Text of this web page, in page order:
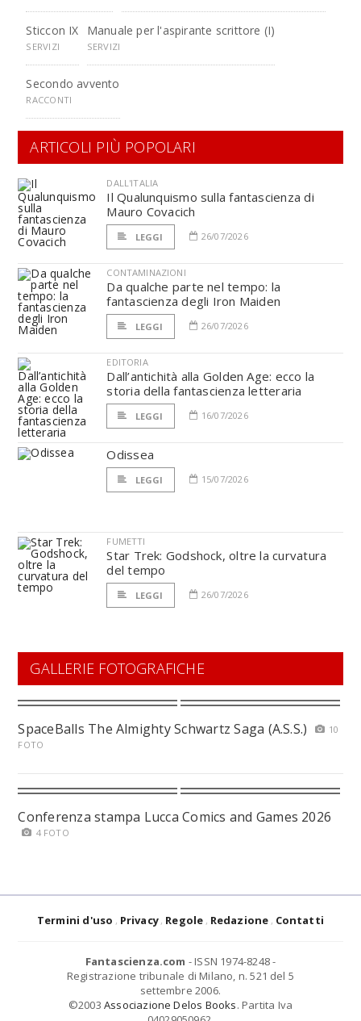
Sticcon IX
SERVIZI
Manuale per l'aspirante scrittore (I)
SERVIZI
Secondo avvento
RACCONTI
ARTICOLI PIÙ POPOLARI
DALL'ITALIA
Il Qualunquismo sulla fantascienza di
Mauro Covacich
LEGGI 26/07/2026
CONTAMINAZIONI
Da qualche parte nel tempo: la
fantascienza degli Iron Maiden
LEGGI 26/07/2026
EDITORIA
Dall’antichità alla Golden Age: ecco la
storia della fantascienza letteraria
LEGGI 16/07/2026
Odissea
LEGGI 15/07/2026
FUMETTI
Star Trek: Godshock, oltre la curvatura
del tempo
LEGGI 26/07/2026
GALLERIE FOTOGRAFICHE
SpaceBalls The Almighty Schwartz Saga (A.S.S.)
10
FOTO
Conferenza stampa Lucca Comics and Games 2026
4 FOTO
Termini d'uso Privacy Regole Redazione Contatti
Fantascienza.com - ISSN 1974-8248 -
Registrazione tribunale di Milano, n. 521 del 5
settembre 2006.
©2003 Associazione Delos Books. Partita Iva